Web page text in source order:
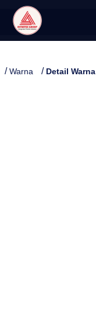
/Warna / Detail Warna